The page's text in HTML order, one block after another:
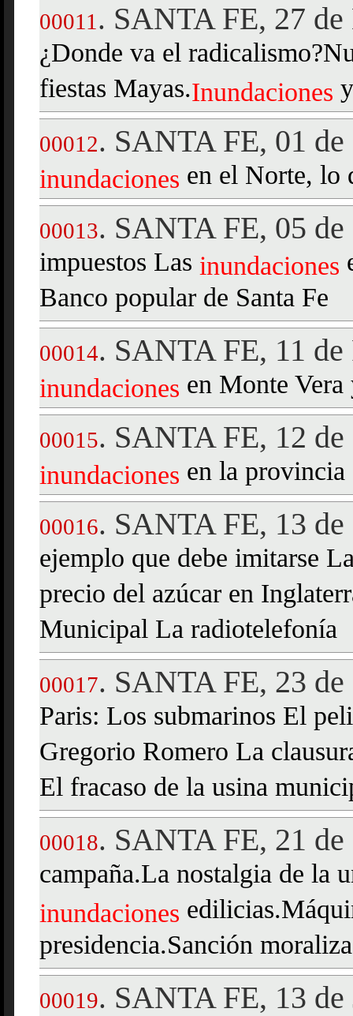
00011 . SANTA FE, 27
¿Donde va el
fiestas Mayas.Inundaciones
00012. SANTA FE, 01 de
inundaciones en el Norte, lo
00013. SANTA FE, 05 de
impuestos Las inundaciones
Banco popular de Santa Fe
00014. SANTA FE, 11 de
inundaciones en Monte
00015. SANTA FE, 12 de
inundaciones en la provincia
00016. SANTA FE, 13 de
ejemplo que debe imitarse
precio del azúcar en
Municipal La radiotelefonía
00017. SANTA FE, 23 de
Paris: Los submarinos El
Gregorio Romero La
El fracaso de la usina
00018. SANTA FE, 21 de
campaña.La nostalgia de la
inundaciones
presidencia.Sanción
00019. SANTA FE, 13